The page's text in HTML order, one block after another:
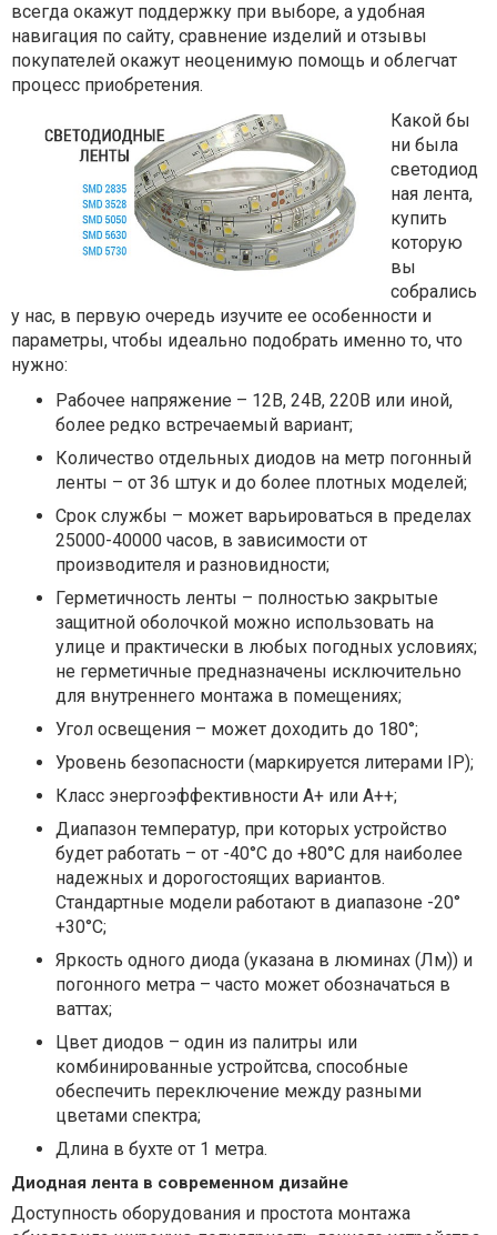
всегда окажут поддержку при выборе, а удобная
навигация по сайту, сравнение изделий и отзывы
покупателей окажут неоценимую помощь и облегчат
процесс приобретения.
Какой бы
ни была
светодиод
ная лента,
купить
которую
вы
собрались
у нас, в первую очередь изучите ее особенности и
параметры, чтобы идеально подобрать именно то, что
нужно:
Рабочее напряжение – 12В, 24В, 220В или иной,
более редко встречаемый вариант;
Количество отдельных диодов на метр погонный
ленты – от 36 штук и до более плотных моделей;
Срок службы – может варьироваться в пределах
25000-40000 часов, в зависимости от
производителя и разновидности;
Герметичность ленты – полностью закрытые
защитной оболочкой можно использовать на
улице и практически в любых погодных условиях;
не герметичные предназначены исключительно
для внутреннего монтажа в помещениях;
Угол освещения – может доходить до 180°;
Уровень безопасности (маркируется литерами IP);
Класс энергоэффективности А+ или А++;
Диапазон температур, при которых устройство
будет работать – от -40°С до +80°С для наиболее
надежных и дорогостоящих вариантов.
Стандартные модели работают в диапазоне -20°
+30°С;
Яркость одного диода (указана в люминах (Лм)) и
погонного метра – часто может обозначаться в
ваттах;
Цвет диодов – один из палитры или
комбинированные устройтсва, способные
обеспечить переключение между разными
цветами спектра;
Длина в бухте от 1 метра.
Диодная лента в современном дизайне
Доступность оборудования и простота монтажа